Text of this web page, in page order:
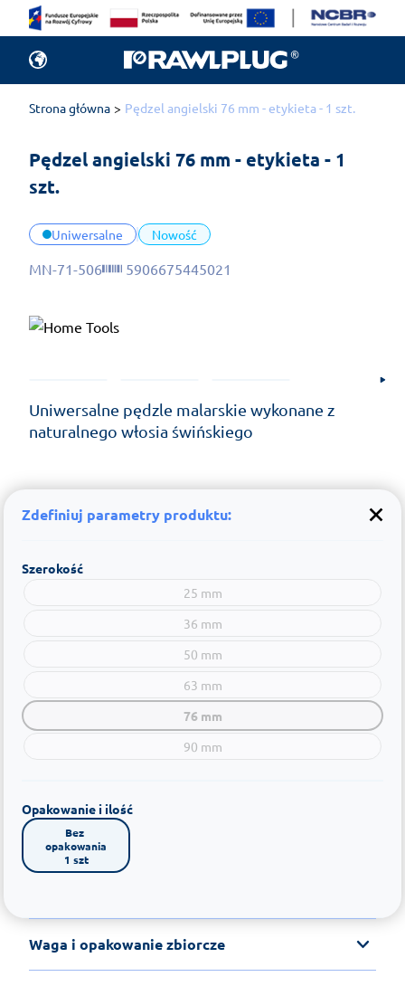
Strona główna Pędzel angielski 76 mm - etykieta - 1 szt.
Pędzel angielski 76 mm - etykieta - 1
szt.
Uniwersalne Nowość
MN-71-506 5906675445021
Uniwersalne pędzle malarskie wykonane z
naturalnego włosia świńskiego
Zdefiniuj parametry produktu:
Szerokość
25 mm
36 mm
50 mm
63 mm
76 mm
90 mm
Opakowanie i ilość
Bez
opakowania
1 szt
Waga i opakowanie zbiorcze